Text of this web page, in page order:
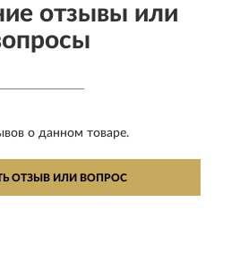
отзывы или
о данном товаре.
ОТЗЫВ ИЛИ ВОПРОС